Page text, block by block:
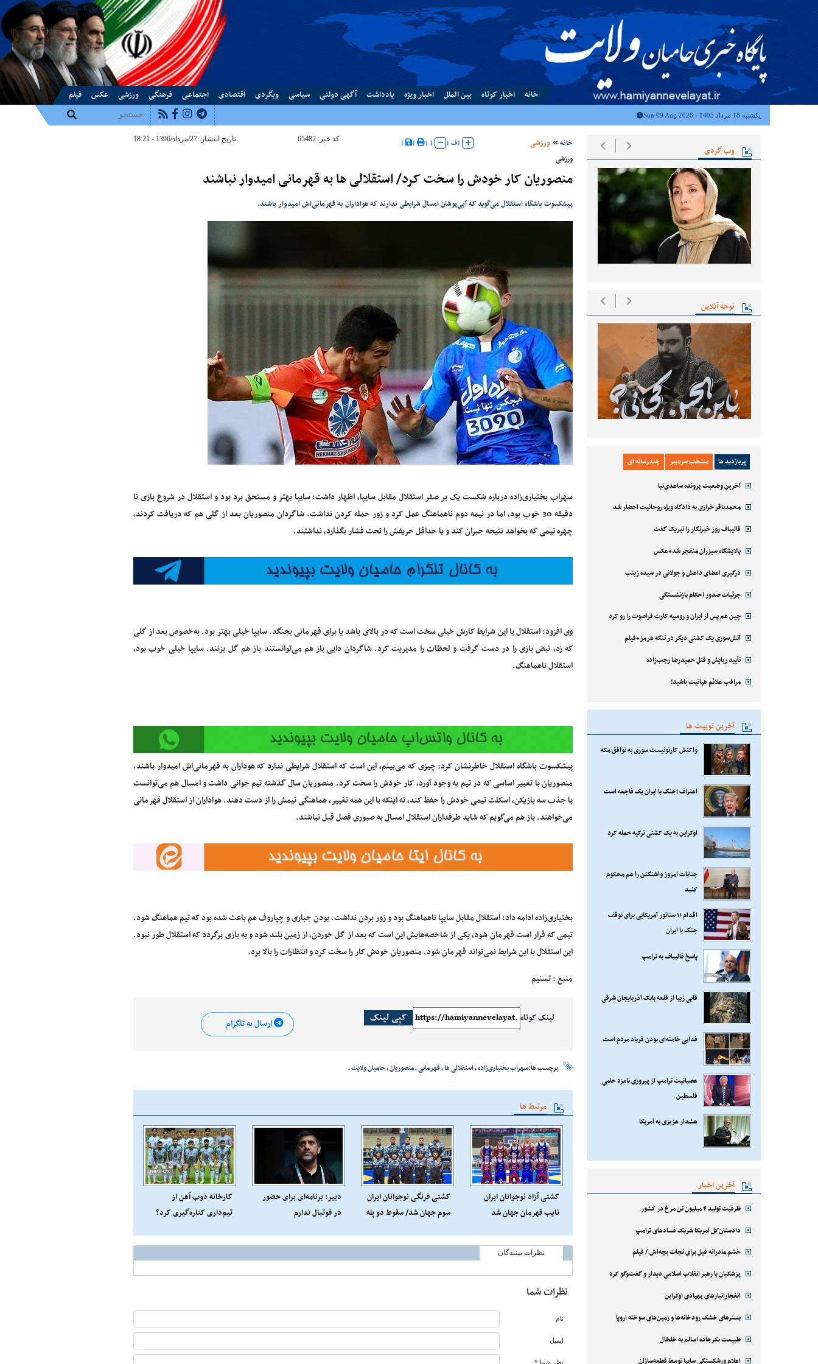
درباره ماتماس با ماپیوندها
خانه اخبار کوتاه بین الملل اخبار ویژه یادداشت آگهی دولتی سیاسی وبگردی اقتصادی اجتماعی فرهنگی ورزشی عکس فیلم
یکشنبه 18 مرداد 1405 - Sun 09 Aug 2026
وب گردی
نوحه آنلاین
پربازدید ها منتخب سردبیر چندرسانه ای
آخرین وضعیت پرونده ساعدی‌نیا
محمدباقر خرازی به دادگاه ویژه روحانیت احضار شد
قالیباف روز خبرنگار را تبریک گفت
پالایشگاه سیزران منفجر شد+عکس
درگیری اعضای داعش و جولانی در سیده زینب
جزئیات صدور احکام بازنشستگی
چین هم پس از ایران و روسیه کارت فراصوت را رو کرد
آتش‌سوزی یک کشتی دیگر در تنگه هرمز+فیلم
تأیید ربایش و قتل حمیدرضا رجب‌زاده
مراقب علائم هپاتیت باشید!
آخرین توییت ها
واکنش کارتونیست سوری به توافق مکه
اعتراف ؛جنگ با ایران یک فاجعه است
اوکراین به یک کشتی ترکیه حمله کرد
جنایات امروز واشنگتن را هم محکوم
کنید
اقدام ۱۱ سناتور آمریکایی برای توقف
جنگ با ایران
پاسخ قالیباف به ترامپ
قابی زیبا از قلعه بابک آذربایجان شرقی
فدایی خامنه‌ای بودن فریاد مردم است
عصبانیت ترامپ از پیروزی نامزد حامی
فلسطین
هشدار عزیزی به آمریکا
آخرین اخبار
ظرفیت تولید ۴ میلیون تن مرغ در کشور
دادستان‌کل آمریکا شریک فسادهای ترامپ
خشم مادرانه فیل برای نجات بچه‌اش / فیلم
پزشکیان با رهبر انقلاب اسلامی دیدار و گفت‌وگو کرد
انفجارانبارهای پهپادی اوکراین
بسترهای خشک رودخانه‌ها و زمین‌های سوخته اروپا
طبیعت بکرجاده اسالم به خلخال
اعلام ورشکستگی سایپا توسط قطعه‌سازان
خانه ورزشی |ف|
|
|
|
| کد خبر: 65482 تاریخ انتشار: 27/مرداد/1396 - 18:21
ورزشی
منصوریان کار خودش را سخت کرد/ استقلالی ها به قهرمانی امیدوار نباشند
پیشکسوت باشگاه استقلال می‌گوید که آبی‌پوشان امسال شرایطی ندارند که هواداران به قهرمانی‌اش امیدوار باشند.
سهراب بختیاری‌زاده درباره شکست یک بر صفر استقلال مقابل سایپا، اظهار داشت: سایپا بهتر و مستحق برد بود و استقلال در شروع بازی تا
دقیقه 30 خوب بود، اما در نیمه دوم ناهماهنگ عمل کرد و زور حمله کردن نداشت. شاگردان منصوریان بعد از گلی هم که دریافت کردند،
چهره تیمی که بخواهد نتیجه جبران کند و یا حداقل حریفش را تحت فشار بگذارد، نداشتند.
وی افزود: استقلال با این شرایط کارش خیلی سخت است که در بالای باشد یا برای قهرمانی بجنگد. سایپا خیلی بهتر بود. به‌خصوص بعد از گلی
که زد، نبض بازی را در دست گرفت و لحظات را مدیریت کرد. شاگردان دایی باز هم می‌توانستند باز هم گل بزنند. سایپا خیلی خوب بود،
استقلال ناهماهنگ.
پیشکسوت باشگاه استقلال خاطرنشان کرد: چیزی که می‌بینم، این است که استقلال شرایطی ندارد که هوداران به قهرمانی‌اش امیدوار باشند.
منصوریان با تغییر اساسی که در تیم به وجود آورد، کار خودش را سخت کرد. منصوریان سال گذشته تیم جوانی داشت و امسال هم می‌توانست
با جذب سه بازیکن، اسکلت تیمی خودش را حفظ کند، نه اینکه با این همه تغییر، هماهنگی تیمش را از دست دهند. هواداران از استقلال قهرمانی
می‌خواهند. باز هم می‌گویم که شاید طرفداران استقلال امسال به صبوری فصل قبل نباشند.
بختیاری‌زاده ادامه داد: استقلال مقابل سایپا ناهماهنگ بود و زور بردن نداشت. بودن جباری و چپاروف هم باعث شده بود که تیم هماهنگ شود.
تیمی که قرار است قهرمان شود، یکی از شاخصه‌هایش این است که بعد از گل خوردن، از زمین بلند شود و به بازی برگردد که استقلال طور نبود.
این استقلال با این شرایط نمی‌تواند قهرمان شود. منصوریان خودش کار را سخت کرد و انتظارات را بالا برد.
منبع : تسنیم
لینک کوتاه کپی لینک ارسال به تلگرام
برچسب ها:سهراب بختیاری‌زاده،استقلالی ها،قهرمانی،منصوریان،حامیان ولایت،
مرتبط ها
کشتی آزاد نوجوانان ایران
نایب قهرمان جهان شد
کشتی فرنگی نوجوانان ایران
سوم جهان شد/ سقوط دو پله
دبیر: برنامه‌ای برای حضور
در فوتبال ندارم
کارخانه ذوب آهن از
تیم‌داری کناره‌گیری کرد؟
نظرات بینندگان
نظرات شما
نام
ایمیل
نظر شما *